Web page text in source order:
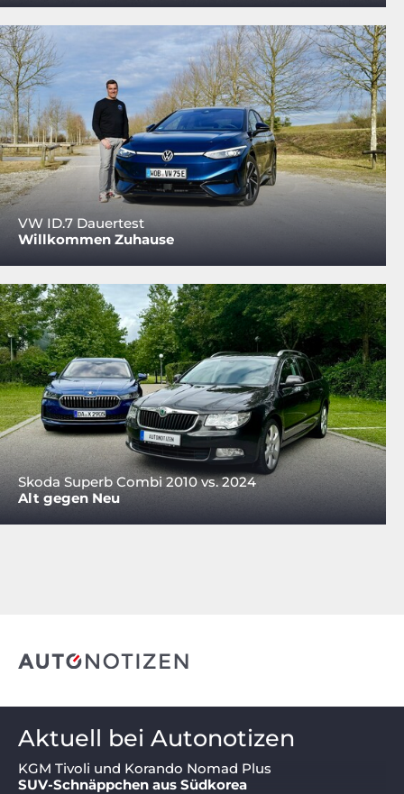
VW ID.7 Dauertest
Willkommen Zuhause
Skoda Superb Combi 2010 vs. 2024
Alt gegen Neu
Aktuell bei Autonotizen
KGM Tivoli und Korando Nomad Plus
SUV-Schnäppchen aus Südkorea